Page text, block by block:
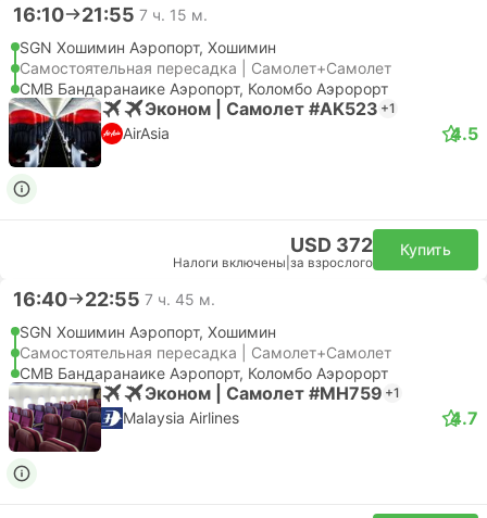
16:10 21:55 7 ч. 15 м.
SGN Хошимин Аэропорт, Хошимин
Самостоятельная пересадка | Самолет+Самолет
CMB Бандаранаике Аэропорт, Коломбо Аэророрт
Эконом | Самолет #AK523 +1
AirAsia 4.5
USD 372
Налоги включены за взрослого
Купить
16:40 22:55 7 ч. 45 м.
SGN Хошимин Аэропорт, Хошимин
Самостоятельная пересадка | Самолет+Самолет
CMB Бандаранаике Аэропорт, Коломбо Аэророрт
Эконом | Самолет #MH759 +1
Malaysia Airlines 4.7